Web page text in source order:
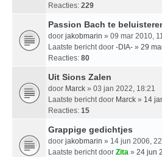
Reacties: 229
Passion Bach te
door jakobmarin » 09 mar 2010,
Laatste bericht door -DIA- » 29
Reacties: 80
Uit Sions Zalen
door Marck » 03 jan 2022, 18:21
Laatste bericht door Marck » 14
Reacties: 15
Grappige gedichtjes
door jakobmarin » 14 jun 2006,
Laatste bericht door Zita » 24 jun